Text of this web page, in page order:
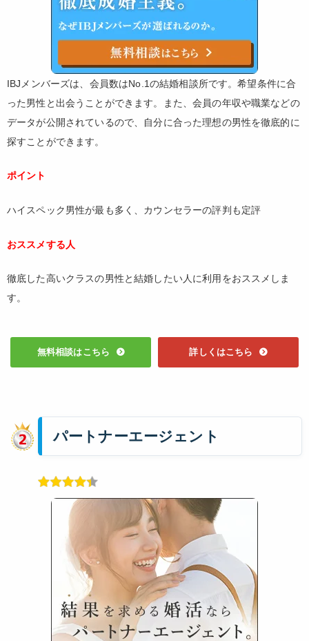
IBJメンバーズは、会員数はNo.1の結婚相談所です。希望条件に合
った男性と出会うことができます。また、会員の年収や職業などの
データが公開されているので、自分に合った理想の男性を徹底的に
探すことができます。
ポイント
ハイスペック男性が最も多く、カウンセラーの評判も定評
おススメする人
徹底した高いクラスの男性と結婚したい人に利用をおススメしま
す。
無料相談はこちら 詳しくはこちら
パートナーエージェント